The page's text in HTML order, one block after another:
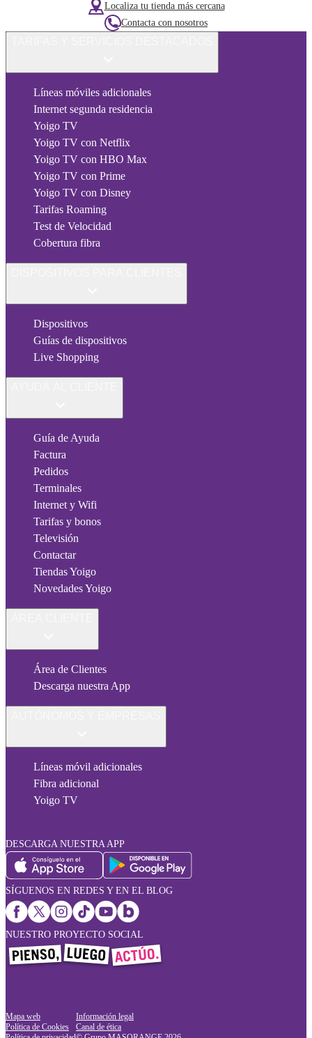
Localiza tu tienda más cercana
Contacta con nosotros
Líneas móviles adicionales
Internet segunda residencia
Yoigo TV
Yoigo TV con Netflix
Yoigo TV con HBO Max
Yoigo TV con Prime
Yoigo TV con Disney
Tarifas Roaming
Test de Velocidad
Cobertura fibra
Dispositivos
Guías de dispositivos
Live Shopping
Guía de Ayuda
Factura
Pedidos
Terminales
Internet y Wifi
Tarifas y bonos
Televisión
Contactar
Tiendas Yoigo
Novedades Yoigo
Área de Clientes
Descarga nuestra App
Líneas móvil adicionales
Fibra adicional
Yoigo TV
DESCARGA NUESTRA APP
SÍGUENOS EN REDES Y EN EL BLOG
NUESTRO PROYECTO SOCIAL
Mapa web
Política de Cookies
Información legal
Canal de ética